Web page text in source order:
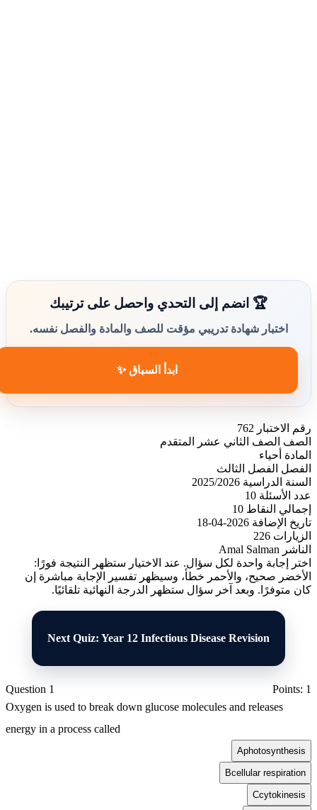
🏆 انضم إلى التحدي واحصل على ترتيبك
اختبار شهادة تدريبي مؤقت للصف والمادة والفصل نفسه.
ابدأ السباق ✨
رقم الاختبار 762
الصف
الصف الثاني عشر المتقدم
المادة
أحياء
الفصل
الفصل الثالث
السنة الدراسية 2025/2026
عدد الأسئلة 10
إجمالي النقاط 10
تاريخ الإضافة 2026-04-18
الزيارات 226
الناشر Amal Salman
اختر إجابة واحدة لكل سؤال. عند الاختيار ستظهر النتيجة فورًا:
الأخضر صحيح، والأحمر خطأ، وسيظهر تفسير الإجابة مباشرة إن
كان متوفرًا. وبعد آخر سؤال ستظهر الدرجة النهائية تلقائيًا.
Next Quiz: Year 12 Infectious Disease Revision
Question 1
Points: 1
Oxygen is used to break down glucose molecules and releases
energy in a process called
Aphotosynthesis
Bcellular respiration
Ccytokinesis